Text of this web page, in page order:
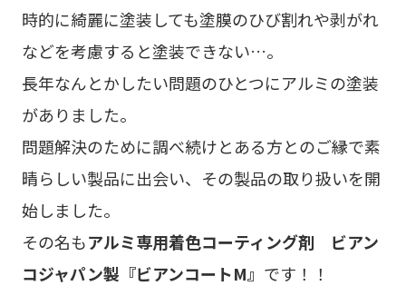
時的に綺麗に塗装しても塗膜のひび割れや剥がれ
などを考慮すると塗装できない…。
長年なんとかしたい問題のひとつにアルミの塗装
がありました。
問題解決のために調べ続けとある方とのご縁で素
晴らしい製品に出会い、その製品の取り扱いを開
始しました。
その名もアルミ専用着色コーティング剤 ビアン
コジャパン製『ビアンコートM』 です！！